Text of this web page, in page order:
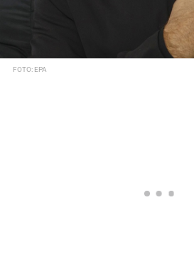
FOTO: EPA